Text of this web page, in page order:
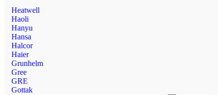
Heatwell
Haoli
Hanyu
Hansa
Halcor
Haier
Grunhelm
Gree
GRE
Gottak